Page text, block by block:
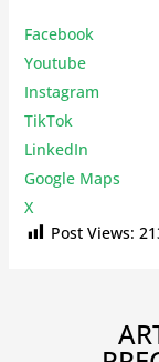
Facebook
Youtube
Instagram
TikTok
LinkedIn
Google Maps
X
Post Views: